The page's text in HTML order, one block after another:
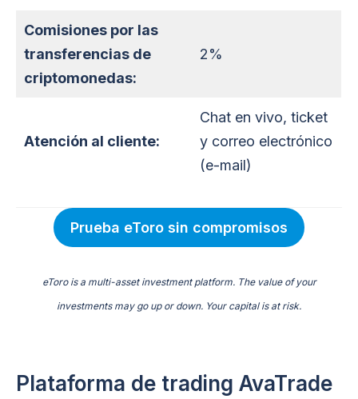
Comisiones por las
transferencias de
criptomonedas:
2%
Atención al cliente:
Chat en vivo, ticket
y correo electrónico
(e-mail)
Prueba eToro sin compromisos
eToro is a multi-asset investment platform. The value of your
investments may go up or down. Your capital is at risk.
Plataforma de trading AvaTrade